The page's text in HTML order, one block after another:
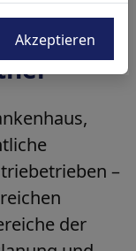
bei der
–
der
Akzeptieren